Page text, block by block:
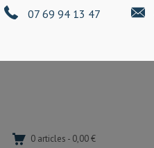
07 69 94 13 47
0 articles - 0,00 €